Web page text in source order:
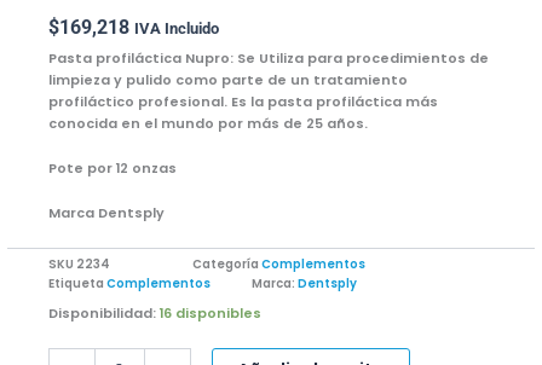
$169,218 IVA Incluido
Pasta profiláctica Nupro: Se Utiliza para procedimientos de
limpieza y pulido como parte de un tratamiento
profiláctico profesional. Es la pasta profiláctica más
conocida en el mundo por más de 25 años.
Pote por 12 onzas
Marca Dentsply
SKU 2234 Categoría Complementos
Etiqueta Complementos Marca: Dentsply
Disponibilidad: 16 disponibles
PASTA